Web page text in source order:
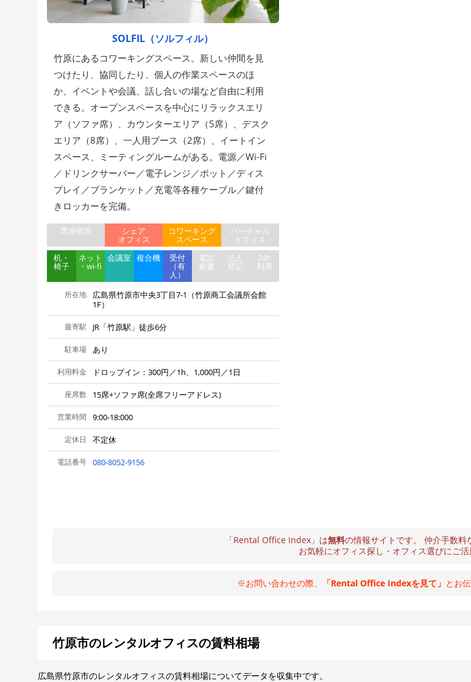
SOLFIL（ソルフィル）
竹原にあるコワーキングスペース。新しい仲間を見
つけたり、協同したり、個人の作業スペースのほ
か、イベントや会議、話し合いの場など自由に利用
できる。オープンスペースを中心にリラックスエリ
ア（ソファ席）、カウンターエリア（5席）、デスク
エリア（8席）、一人用ブース（2席）、イートイン
スペース、ミーティングルームがある。電源／Wi-Fi
／ドリンクサーバー／電子レンジ／ポット／ディス
プレイ／ブランケット／充電等各種ケーブル／鍵付
きロッカーを完備。
専用個室 シェア
オフィス
コワーキング
スペース
バーチャル
オフィス
机・
椅子
ネット
・wi-fi
会議室 複合機 受付
（有
人）
電話
秘書
法人
登記
24h
利用
所在地
広島県竹原市中央3丁目7-1（竹原商工会議所会館
1F）
最寄駅 JR「竹原駅」徒歩6分
駐車場 あり
利用料金 ドロップイン：300円／1h、1,000円／1日
座席数 15席+ソファ席(全席フリーアドレス)
営業時間 9:00-18:000
定休日 不定休
電話番号 080-8052-9156
「Rental Office Index」は無料の情報サイトです。 仲介手数料
お気軽にオフィス探し・オフィス選びにご活
※お問い合わせの際、 「Rental Office Indexを見て」 とお
竹原市のレンタルオフィスの賃料相場
広島県竹原市のレンタルオフィスの賃料相場についてデータを収集中です。